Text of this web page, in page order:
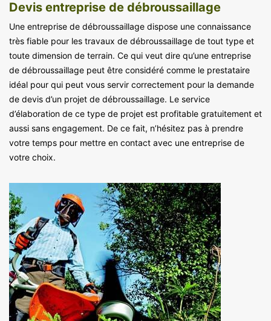
Devis entreprise de débroussaillage
Une entreprise de débroussaillage dispose une connaissance
très fiable pour les travaux de débroussaillage de tout type et
toute dimension de terrain. Ce qui veut dire qu’une entreprise
de débroussaillage peut être considéré comme le prestataire
idéal pour qui peut vous servir correctement pour la demande
de devis d’un projet de débroussaillage. Le service
d’élaboration de ce type de projet est profitable gratuitement et
aussi sans engagement. De ce fait, n’hésitez pas à prendre
votre temps pour mettre en contact avec une entreprise de
votre choix.